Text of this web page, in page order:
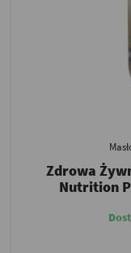
Zdrowa
Nutrition